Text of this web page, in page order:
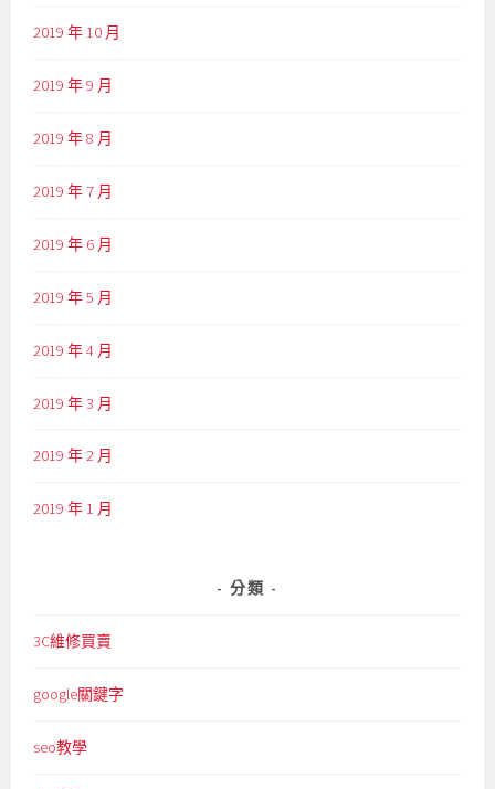
2019 年 10 月
2019 年 9 月
2019 年 8 月
2019 年 7 月
2019 年 6 月
2019 年 5 月
2019 年 4 月
2019 年 3 月
2019 年 2 月
2019 年 1 月
分類
3C維修買賣
google關鍵字
seo教學